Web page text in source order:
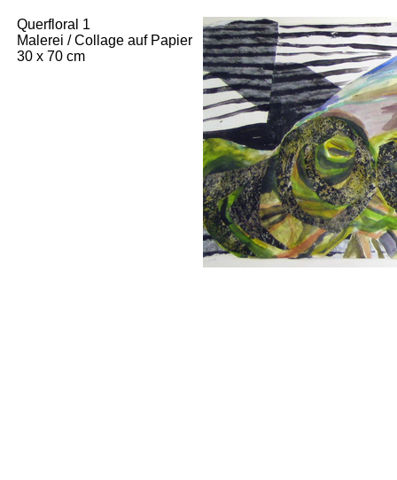
Querfloral 1
Malerei / Collage auf Papier
30 x 70 cm